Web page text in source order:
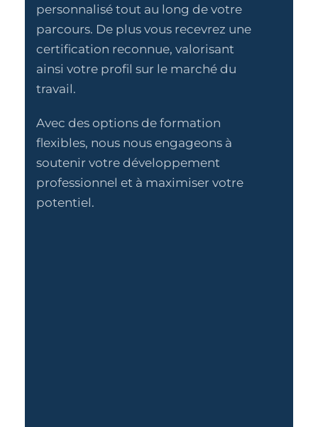
personnalisé tout au long de votre
parcours. De plus vous recevrez une
certification reconnue, valorisant
ainsi votre profil sur le marché du
travail.
Avec des options de formation
flexibles, nous nous engageons à
soutenir votre développement
professionnel et à maximiser votre
potentiel.